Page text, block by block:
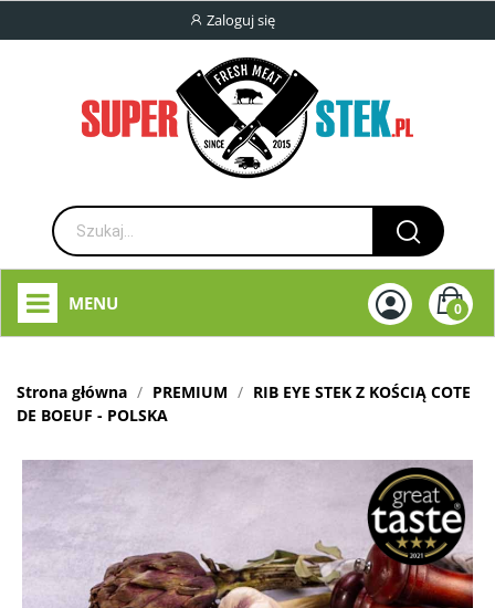
Zaloguj się
0
MENU
Strona główna PREMIUM
RIB EYE STEK Z KOŚCIĄ COTE
DE BOEUF - POLSKA